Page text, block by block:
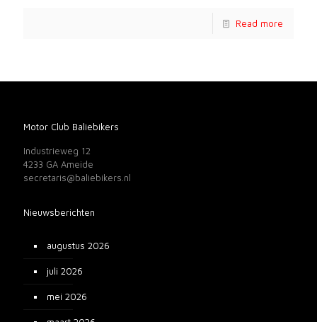
Read more
Motor Club Baliebikers
Industrieweg 12
4233 GA Ameide
secretaris@baliebikers.nl
Nieuwsberichten
augustus 2026
juli 2026
mei 2026